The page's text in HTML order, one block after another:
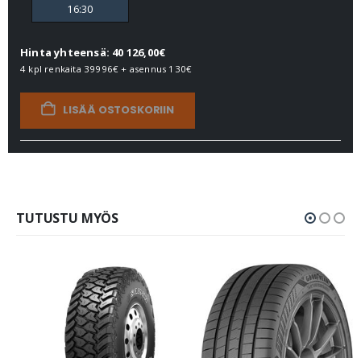
16:30
Hinta yhteensä: 40 126,00€
4 kpl renkaita 39996€ + asennus 130€
LISÄÄ OSTOSKORIIN
TUTUSTU MYÖS